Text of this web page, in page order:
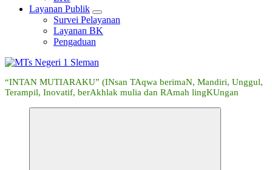
Layanan Publik
Survei Pelayanan
Layanan BK
Pengaduan
“INTAN MUTIARAKU” (INsan TAqwa berimaN, Mandiri, Unggul,
Terampil, Inovatif, berAkhlak mulia dan RAmah lingKUngan